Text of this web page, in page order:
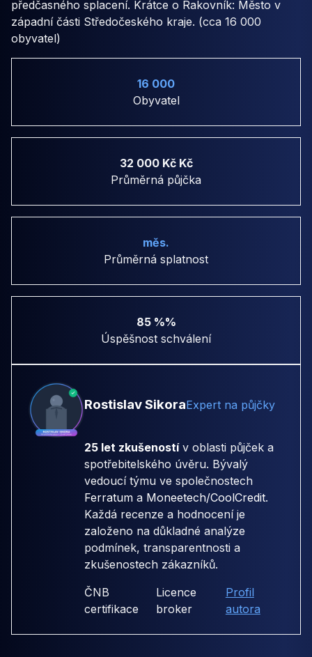
předčasného splacení. Krátce o Rakovník: Město v
západní části Středočeského kraje. (cca 16 000
obyvatel)
16 000
Obyvatel
32 000 Kč Kč
Průměrná půjčka
měs.
Průměrná splatnost
85 %%
Úspěšnost schválení
Rostislav SikoraExpert na půjčky
25 let zkušenostív oblasti půjček a
spotřebitelského úvěru. Bývalý
vedoucí týmu ve společnostech
Ferratum a Moneetech/CoolCredit.
Každá recenze a hodnocení je
založeno na důkladné analýze
podmínek, transparentnosti a
zkušenostech zákazníků.
ČNB
certifikace
Licence
broker
Profil
autora